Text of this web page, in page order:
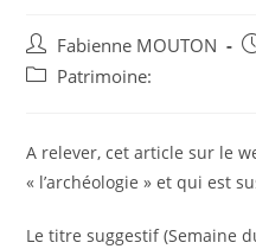
Auteur/autrice
de
Fabienne MOUTON
PostPatrimoine:
A relever, cet article sur le
« l’archéologie » et qui est
Le titre suggestif (Semaine